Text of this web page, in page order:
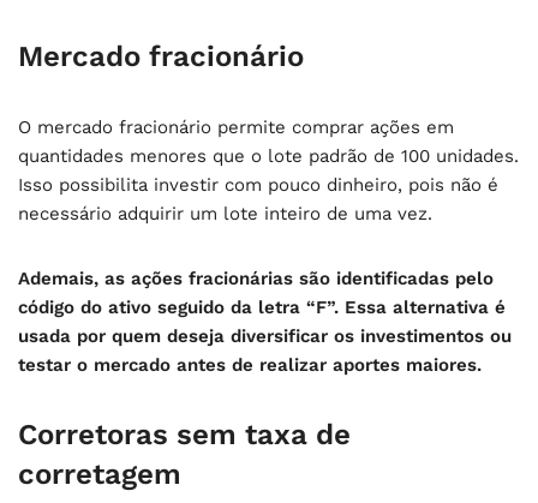
Mercado fracionário
O mercado fracionário permite comprar ações em
quantidades menores que o lote padrão de 100 unidades.
Isso possibilita investir com pouco dinheiro, pois não é
necessário adquirir um lote inteiro de uma vez.
Ademais, as ações fracionárias são identificadas pelo
código do ativo seguido da letra “F”. Essa alternativa é
usada por quem deseja diversificar os investimentos ou
testar o mercado antes de realizar aportes maiores.
Corretoras sem taxa de
corretagem